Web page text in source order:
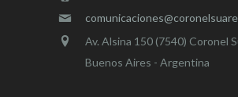
Av. Alsina 150 (7540) Coronel
Buenos Aires - Argentina